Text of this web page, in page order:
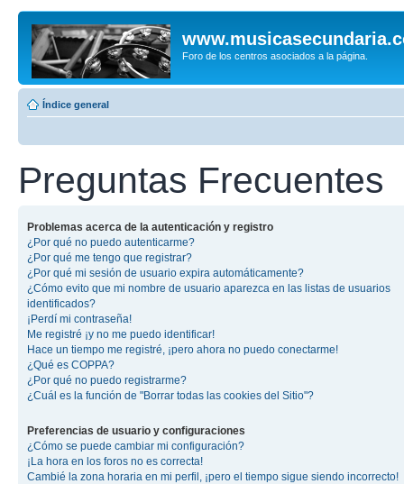
Foro de los centros asociados a la página.
Índice general
Preguntas Frecuentes
Problemas acerca de la autenticación y registro
¿Por qué no puedo autenticarme?
¿Por qué me tengo que registrar?
¿Por qué mi sesión de usuario expira automáticamente?
¿Cómo evito que mi nombre de usuario aparezca en las listas de usuarios
identificados?
¡Perdí mi contraseña!
Me registré ¡y no me puedo identificar!
Hace un tiempo me registré, ¡pero ahora no puedo conectarme!
¿Qué es COPPA?
¿Por qué no puedo registrarme?
¿Cuál es la función de "Borrar todas las cookies del Sitio"?
Preferencias de usuario y configuraciones
¿Cómo se puede cambiar mi configuración?
¡La hora en los foros no es correcta!
Cambié la zona horaria en mi perfil, ¡pero el tiempo sigue siendo incorrecto!